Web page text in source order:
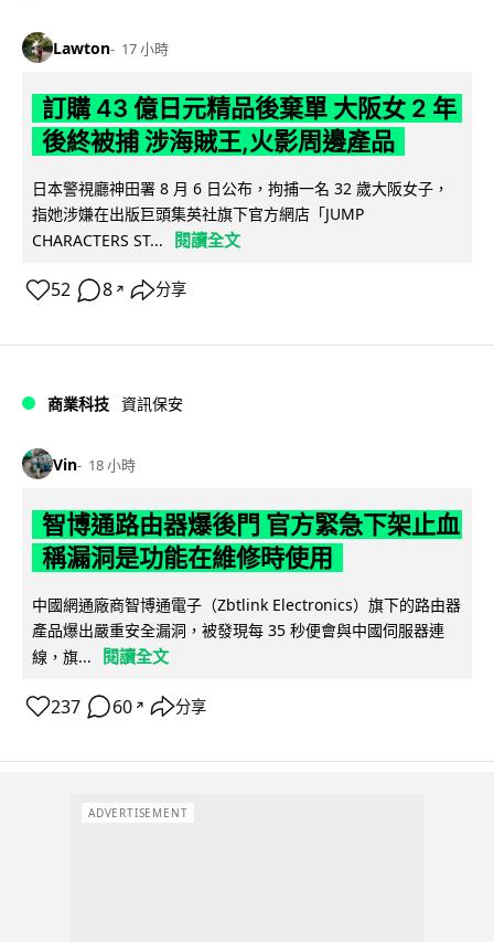
Lawton 17 小時
訂購 43 億日元精品後棄單 大阪女 2 年
後終被捕 涉海賊王,火影周邊產品
日本警視廳神田署 8 月 6 日公布，拘捕一名 32 歲大阪女子，
指她涉嫌在出版巨頭集英社旗下官方網店「JUMP
CHARACTERS ST...
閱讀全文
52 8 ↗ 分享
商業科技 資訊保安
Vin 18 小時
智博通路由器爆後門 官方緊急下架止血
稱漏洞是功能在維修時使用
中國網通廠商智博通電子（Zbtlink Electronics）旗下的路由器
產品爆出嚴重安全漏洞，被發現每 35 秒便會與中國伺服器連
線，旗...
閱讀全文
237 60 ↗ 分享
ADVERTISEMENT